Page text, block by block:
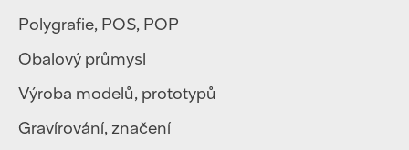
Polygrafie, POS, POP
Obalový průmysl
Výroba modelů, prototypů
Gravírování, značení